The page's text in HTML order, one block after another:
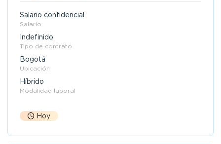
Salario confidencial
Salario
Indefinido
Tipo de contrato
Bogotá
Ubicación
Híbrido
Modalidad laboral
Hoy